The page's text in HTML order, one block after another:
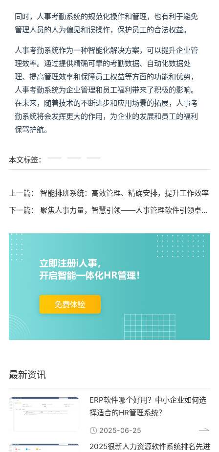
同时，人事考勤系统的规范化操作和管理，也有利于避免
管理人员的人为偏见和误操作，保护员工的合法权益。
人事考勤系统作为一种智能化解决方案，可以提升企业管
理效率。通过提供精确可靠的考勤数据、自动化数据处
理、提高管理效率和保障员工权益等方面的功能和优势，
人事考勤系统为企业管理和员工福利带来了积极的影响。
在未来，随着技术的不断进步和应用场景的拓展，人事考
勤系统将会发挥更大的作用，为企业的发展和员工的福利
保驾护航。
本文标签：
上一篇： 智能排班系统：高效管理、精确安排，提升工作效率
下一篇： 聚焦人事力量，智慧引领——人事管理软件引领卓越人力资源管理的新时代
最新资讯
ERP软件哪个好用？中小企业如何选
择适合的HR管理系统？
2025-06-25
2025很新人力资源软件系统排名先进